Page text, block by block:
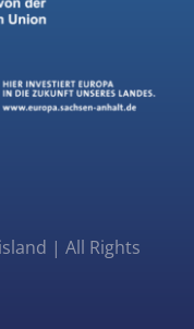
| All Rights